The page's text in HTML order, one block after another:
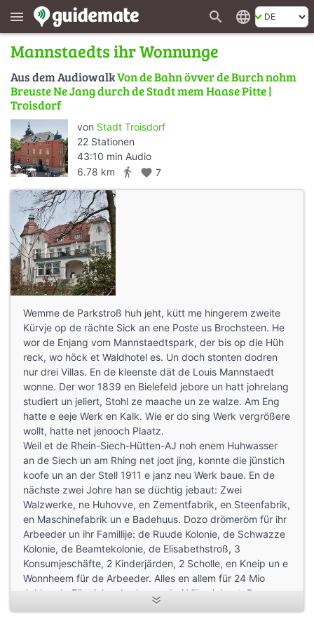
menu search language
Mannstaedts ihr Wonnunge
Aus dem AudiowalkVon de Bahn övver de Burch nohm
Breuste Ne Jang durch de Stadt mem Haase Pitte |
Troisdorf
von Stadt Troisdorf
22 Stationen
43:10 min Audio
6.78 km
directions_walk favorite 7
Wemme de Parkstroß huh jeht, kütt me hingerem zweite
Kürvje op de rächte Sick an ene Poste us Brochsteen. He
wor de Enjang vom Mannstaedtspark, der bis op die Hüh
reck, wo höck et Waldhotel es. Un doch stonten dodren
nur drei Villas. En de kleenste dät de Louis Mannstaedt
wonne. Der wor 1839 en Bielefeld jebore un hatt johrelang
studiert un jeliert, Stohl ze maache un ze walze. Am Eng
hatte e eeje Werk en Kalk. Wie er do sing Werk vergrößere
wollt, hatte net jenooch Plaatz.
Weil et de Rhein-Siech-Hütten-AJ noh enem Huhwasser
an de Siech un am Rhing net joot jing, konnte die jünstich
koofe un an der Stell 1911 e janz neu Werk baue. En de
nächste zwei Johre han se düchtig jebaut: Zwei
Walzwerke, ne Huhovve, en Zementfabrik, en Steenfabrik,
en Maschinefabrik un e Badehuus. Dozo drömeröm für ihr
Arbeeder un ihr Famillije: de Ruude Kolonie, de Schwazze
Kolonie, de Beamtekolonie, de Elisabethstroß, 3
Konsumjeschäfte, 2 Kinderjärden, 2 Scholle, en Kneip un e
Wonnheem für de Arbeeder. Alles en allem für 24 Mio
Joldmark. Für sich selvs hanse drei Villas jebaut: De
kleenste, wie jesaht für de Vatter Louis von de Architekte